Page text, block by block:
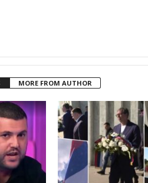
MORE FROM AUTHOR